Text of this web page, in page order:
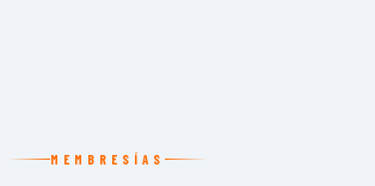
MEMBRESÍAS